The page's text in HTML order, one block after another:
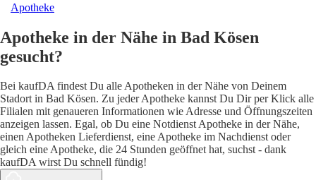
Apotheke
Apotheke in der Nähe in Bad Kösen
gesucht?
Bei kaufDA findest Du alle Apotheken in der Nähe von Deinem
Stadort in Bad Kösen. Zu jeder Apotheke kannst Du Dir per Klick alle
Filialen mit genaueren Informationen wie Adresse und Öffnungszeiten
anzeigen lassen. Egal, ob Du eine Notdienst Apotheke in der Nähe,
einen Apotheken Lieferdienst, eine Apotheke im Nachdienst oder
gleich eine Apotheke, die 24 Stunden geöffnet hat, suchst - dank
kaufDA wirst Du schnell fündig!